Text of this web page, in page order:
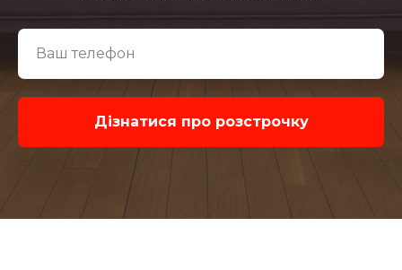
Дiзнатися про розстрочку